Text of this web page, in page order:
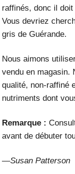
raffinés, donc il
Vous devriez
gris de Guérande.
Nous aimons
vendu en magasin.
qualité, non-raffiné
nutriments dont
Remarque :
avant de débuter
—Susan Patterson